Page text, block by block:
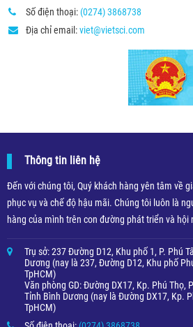
Số điện thoại: (0274) 3868738
Địa chỉ email:viet@vietsci.com
Thông tin liên hệ
Đến với chúng tôi, Quý khách hàng yên tâm về
phục vụ và chế độ hậu mãi. Chúng tôi luôn là
hàng của mình trên con đường phát triển và hội
Trụ sở: 237 Đường D12, Khu phố 1, P. Phú
Dương (nay là 237, Đường D12, Khu phố
TpHCM)
Văn phòng GD: Đường DX17, Kp. Phú Thọ,
Tỉnh Bình Dương (nay là Đường DX17, Kp.
TpHCM)